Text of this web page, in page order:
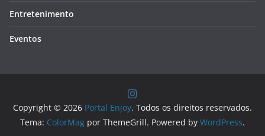
Entretenimento
Eventos
Copyright © 2026 Portal Enjoy. Todos os direitos reservados.
Tema: ColorMag por ThemeGrill. Powered by WordPress.